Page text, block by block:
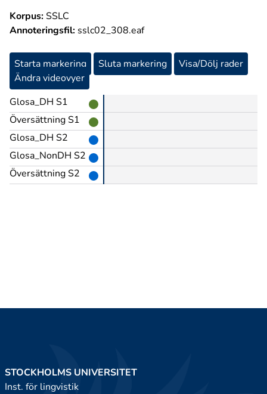
Korpus:SSLC
Annoteringsfil: sslc02_308.eaf
Starta markering Sluta markering
Visa/Dölj rader
Ändra videovyer
Glosa_DH S1
Översättning S1
Glosa_DH S2
Glosa_NonDH S2
Översättning S2
STOCKHOLMS UNIVERSITET
Inst. för lingvistik